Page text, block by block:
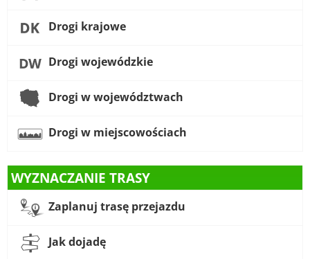
Drogi krajowe
Drogi wojewódzkie
Drogi w województwach
Drogi w miejscowościach
WYZNACZANIE TRASY
Zaplanuj trasę przejazdu
Jak dojadę